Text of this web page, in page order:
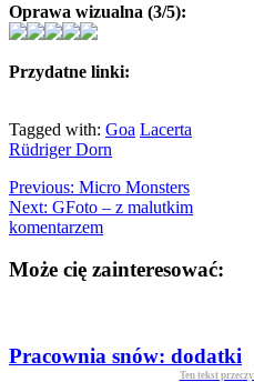
Oprawa wizualna (3/5):
Przydatne linki:
Tagged with: Goa Lacerta
Rüdriger Dorn
Previous: Micro Monsters
Next: GFoto – z malutkim
komentarzem
Może cię zainteresować:
Pracownia snów: dodatki
Ten tekst